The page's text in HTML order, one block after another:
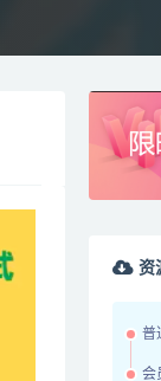
资
普
会